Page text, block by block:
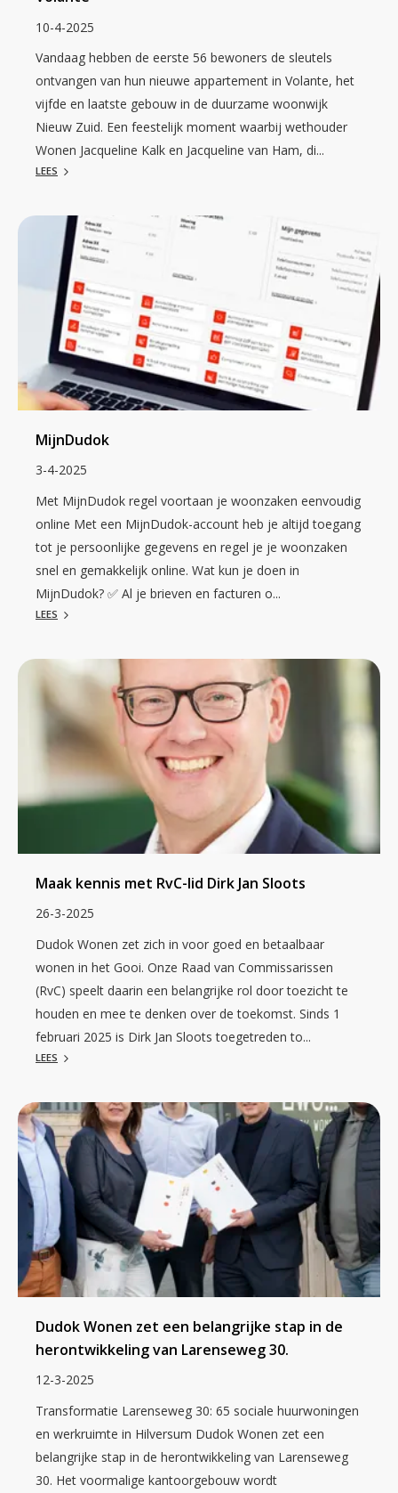
10-4-2025
Vandaag hebben de eerste 56 bewoners de sleutels
ontvangen van hun nieuwe appartement in Volante, het
vijfde en laatste gebouw in de duurzame woonwijk
Nieuw Zuid. Een feestelijk moment waarbij wethouder
Wonen Jacqueline Kalk en Jacqueline van Ham, di...
LEES
MijnDudok
3-4-2025
Met MijnDudok regel voortaan je woonzaken eenvoudig
online Met een MijnDudok-account heb je altijd toegang
tot je persoonlijke gegevens en regel je je woonzaken
snel en gemakkelijk online. Wat kun je doen in
MijnDudok? ✅ Al je brieven en facturen o...
LEES
Maak kennis met RvC-lid Dirk Jan Sloots
26-3-2025
Dudok Wonen zet zich in voor goed en betaalbaar
wonen in het Gooi. Onze Raad van Commissarissen
(RvC) speelt daarin een belangrijke rol door toezicht te
houden en mee te denken over de toekomst. Sinds 1
februari 2025 is Dirk Jan Sloots toegetreden to...
LEES
Dudok Wonen zet een belangrijke stap in de
herontwikkeling van Larenseweg 30.
12-3-2025
Transformatie Larenseweg 30: 65 sociale huurwoningen
en werkruimte in Hilversum Dudok Wonen zet een
belangrijke stap in de herontwikkeling van Larenseweg
30. Het voormalige kantoorgebouw wordt